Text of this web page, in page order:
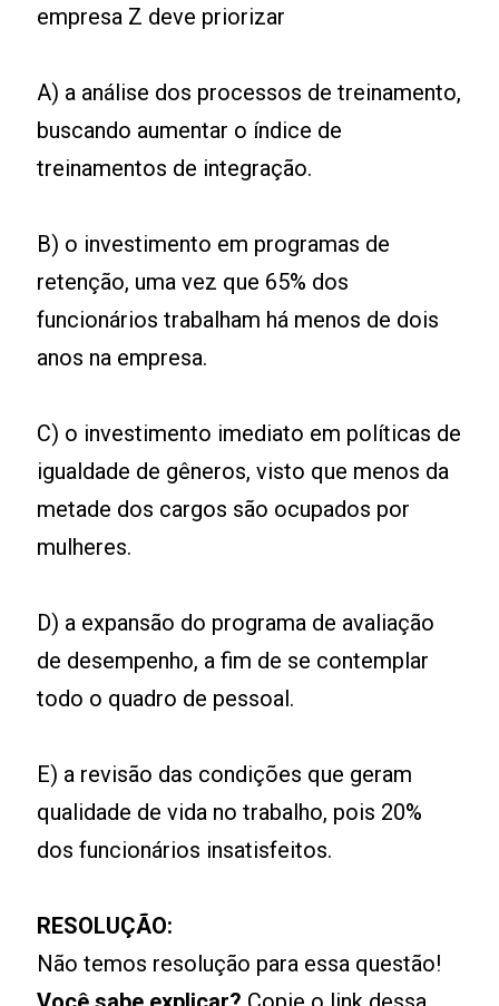
empresa Z deve priorizar
A) a análise dos processos de treinamento,
buscando aumentar o índice de
treinamentos de integração.
B) o investimento em programas de
retenção, uma vez que 65% dos
funcionários trabalham há menos de dois
anos na empresa.
C) o investimento imediato em políticas de
igualdade de gêneros, visto que menos da
metade dos cargos são ocupados por
mulheres.
D) a expansão do programa de avaliação
de desempenho, a fim de se contemplar
todo o quadro de pessoal.
E) a revisão das condições que geram
qualidade de vida no trabalho, pois 20%
dos funcionários insatisfeitos.
RESOLUÇÃO:
Não temos resolução para essa questão!